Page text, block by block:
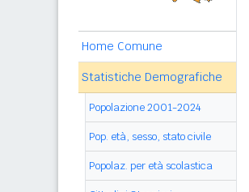
Home Comune
Statistiche Demografiche
Popolazione 2001-2024
Pop. età, sesso, stato civile
Popolaz. per età scolastica